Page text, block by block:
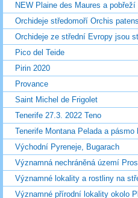
NEW Plaine des Maures a
Orchideje středomoří Orchis
Orchideje ze střední Evropy jsou
Pico del Teide
Pirin 2020
Provance
Saint Michel de Frigolet
Tenerife 27.3. 2022 Teno
Tenerife Montana Pelada a
Východní Pyreneje, Bugarach
Významná nechráněná území
Významné lokality a rostliny na
Významné přírodní lokality okolo